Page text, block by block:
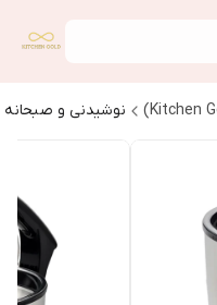
نوشیدنی و صبحانه